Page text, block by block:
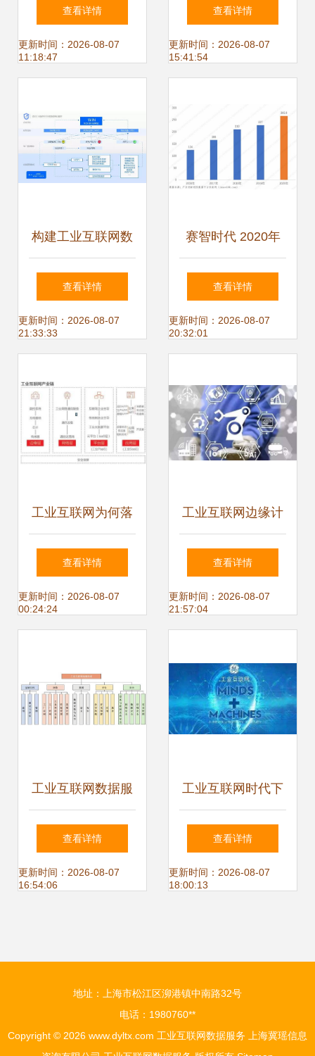
联网中应用的安全
问题研究
查看详情
更新时间：2026-08-07
11:18:47
务企业名录发布，
园区21家企业入
查看详情
更新时间：2026-08-07
15:41:54
构建工业互联网数
据服务 规避转型不
确定性，打造全面
查看详情
更新时间：2026-08-07
21:33:33
赛智时代 2020年
我国大数据产业发
展研究——聚焦工
查看详情
更新时间：2026-08-07
20:32:01
工业互联网为何落
地难 聚焦数据服务
视角的瓶颈与挑战
查看详情
更新时间：2026-08-07
00:24:24
工业互联网边缘计
算的痛点、热点和
发力点
查看详情
更新时间：2026-08-07
21:57:04
工业互联网数据服
务 标准体系构建与
实施路径探析
查看详情
更新时间：2026-08-07
16:54:06
工业互联网时代下
的智慧养老 数据服
务如何重塑养老新
查看详情
更新时间：2026-08-07
18:00:13
地址：上海市松江区泖港镇中南路32号
电话：1980760**
Copyright © 2026 www.dyltx.com 工业互联网数据服务
上海冀瑶信息